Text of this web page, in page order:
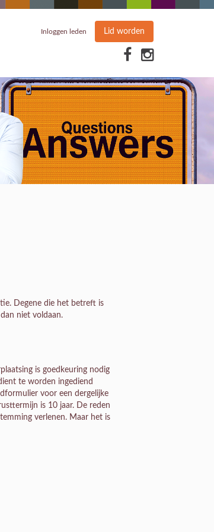
Inloggen leden Lid worden
Degene die het betreft is
niet voldaan.
is goedkeuring nodig
te worden ingediend
voor een dergelijke
is 10 jaar. De reden
verlenen. Maar het is